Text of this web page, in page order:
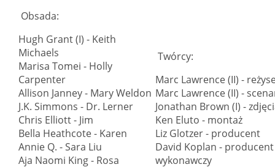
Obsada:
Hugh Grant (I) - Keith
Michaels
Marisa Tomei - Holly
Carpenter
Allison Janney - Mary Weldon
J.K. Simmons - Dr. Lerner
Chris Elliott - Jim
Bella Heathcote - Karen
Annie Q. - Sara Liu
Aja Naomi King - Rosa
Twórcy:
Marc Lawrence (II) -
Marc Lawrence (II) -
Jonathan Brown (I) -
Ken Eluto - montaż
Liz Glotzer - producent
David Koplan - producent
wykonawczy